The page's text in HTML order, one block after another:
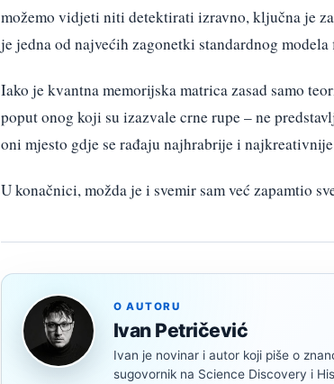
možemo vidjeti niti detektirati izravno, ključna je
je jedna od najvećih zagonetki standardnog
Iako je kvantna memorijska matrica zasad samo
poput onog koji su izazvale crne rupe – ne
oni mjesto gdje se rađaju najhrabrije i
U konačnici, možda je i svemir sam već zapamtio
O AUTORU
Ivan Petričević
Ivan je novinar i autor koji piše o
sugovornik na Science Discovery i